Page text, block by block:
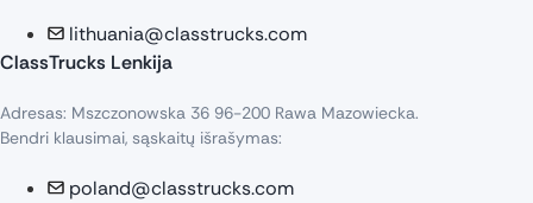
lithuania@classtrucks.com
ClassTrucks Lenkija​
Adresas: Mszczonowska 36 96-200 Rawa Mazowiecka.
Bendri klausimai, sąskaitų išrašymas:
poland@classtrucks.com